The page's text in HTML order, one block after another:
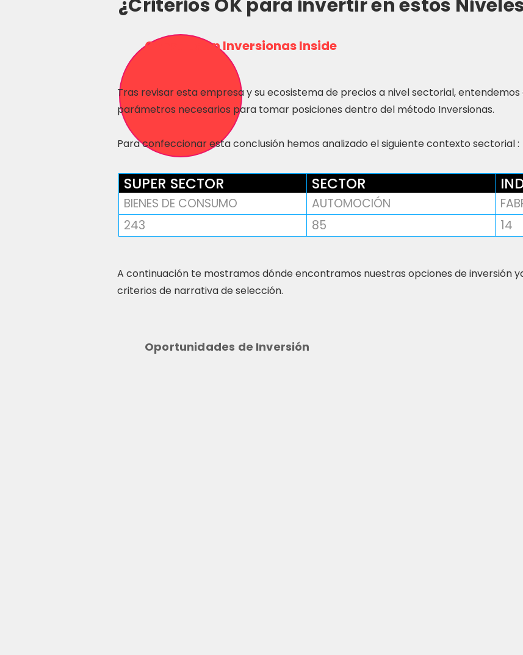
¿Criterios OK para invertir en estos
Consulta en Inversionas Inside
Tras revisar esta empresa y su ecosistema de precios a nivel sectorial,
parámetros necesarios para tomar posiciones dentro del método Inversionas.
Para confeccionar esta conclusión hemos analizado el siguiente contexto sectorial :
SUPER SECTOR SECTOR
BIENES DE CONSUMO AUTOMOCIÓN
243
85 14
A continuación te mostramos dónde encontramos nuestras opciones de inversión
criterios de narrativa de selección.
Oportunidades de Inversión